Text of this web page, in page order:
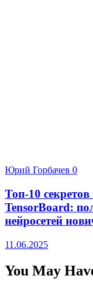
Юрий Горбачев 0
Топ-10
TensorBoard:
нейросетей
11.06.2025
You May